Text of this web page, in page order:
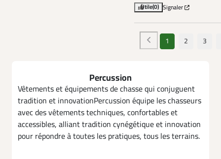
Utile(0) Signaler
1 2 3
Percussion
Vêtements et équipements de chasse qui conjuguent
tradition et innovationPercussion équipe les chasseurs
avec des vêtements techniques, confortables et
accessibles, alliant tradition cynégétique et innovation
pour répondre à toutes les pratiques, tous les terrains.